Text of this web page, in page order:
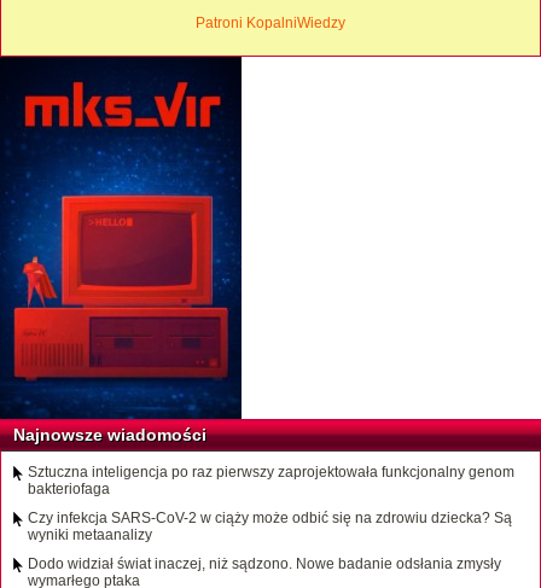
Patroni KopalniWiedzy
Najnowsze wiadomości
Sztuczna inteligencja po raz pierwszy zaprojektowała funkcjonalny genom
bakteriofaga
Czy infekcja SARS-CoV-2 w ciąży może odbić się na zdrowiu dziecka? Są
wyniki metaanalizy
Dodo widział świat inaczej, niż sądzono. Nowe badanie odsłania zmysły
wymarłego ptaka